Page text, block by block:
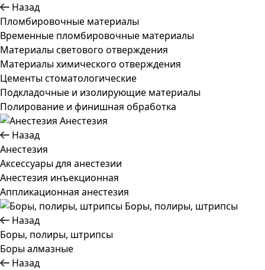
Назад
Пломбировочные материалы
Временные пломбировочные материалы
Материалы светового отверждения
Материалы химического отверждения
Цементы стоматологические
Подкладочные и изолирующие материалы
Полирование и финишная обработка
Анестезия
Назад
Анестезия
Аксессуары для анестезии
Анестезия инъекционная
Аппликационная анестезия
Боры, полиры, штрипсы
Назад
Боры, полиры, штрипсы
Боры алмазные
Назад